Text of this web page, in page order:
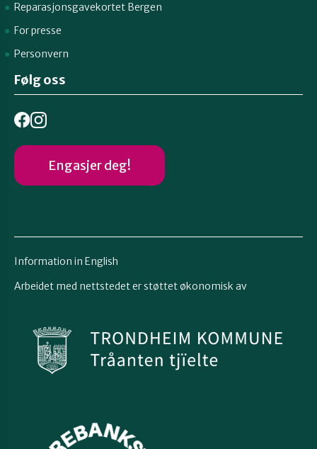
Reparasjonsgavekortet Bergen
For presse
Personvern
Følg oss
Engasjer deg!
Information in English
Arbeidet med nettstedet er støttet økonomisk av